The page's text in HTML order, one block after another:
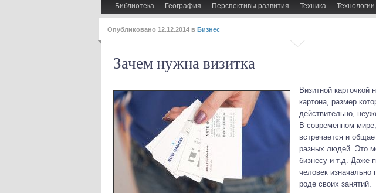
Библиотека География Перспективы развития Техника Технологии
Опубликовано 12.12.2014 в Бизнес
Зачем нужна визитка
Визитной карточкой
картона, размер
действительно,
В современном
встречается и
разных людей. Это
бизнесу и т.д. Даже
человек изначально
роде своих занятий.